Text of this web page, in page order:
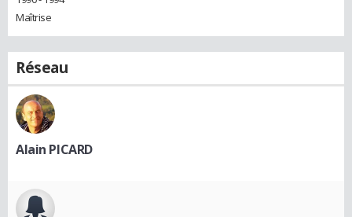
Maîtrise
Réseau
Alain PICARD